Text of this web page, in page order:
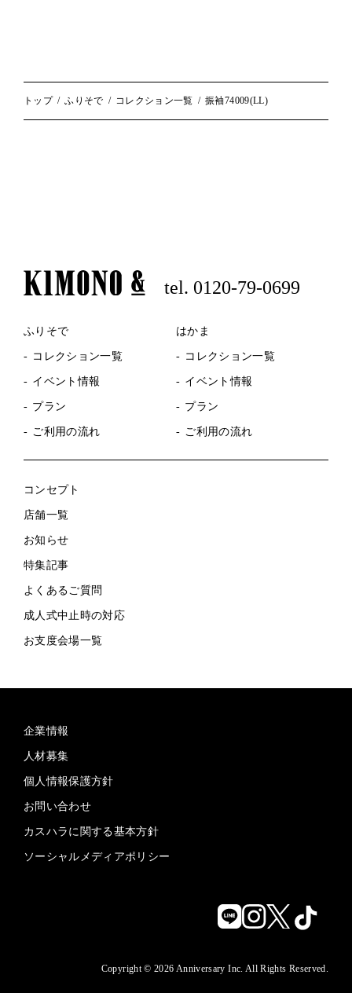
トップ ふりそで コレクション一覧 振袖74009(LL)
tel. 0120-79-0699
ふりそで
コレクション一覧
イベント情報
プラン
ご利用の流れ
はかま
コレクション一覧
イベント情報
プラン
ご利用の流れ
コンセプト
店舗一覧
お知らせ
特集記事
よくあるご質問
成人式中止時の対応
お支度会場一覧
企業情報
人材募集
個人情報保護方針
お問い合わせ
カスハラに関する基本方針
ソーシャルメディアポリシー
Copyright © 2026 Anniversary Inc. All Rights Reserved.